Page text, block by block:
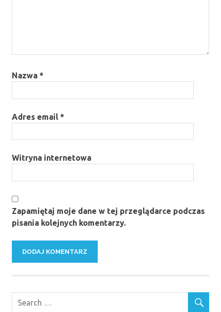
Nazwa *
Adres email *
Witryna internetowa
Zapamiętaj moje dane w tej przeglądarce podczas
pisania kolejnych komentarzy.